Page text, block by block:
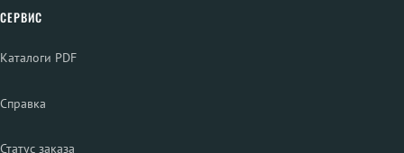
СЕРВИС
Каталоги PDF
Справка
Статус заказа